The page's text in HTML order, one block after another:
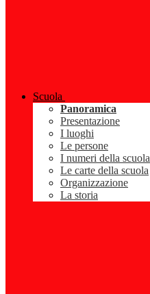
Scuola
Panoramica
Presentazione
I luoghi
Le persone
I numeri della scuola
Le carte della scuola
Organizzazione
La storia